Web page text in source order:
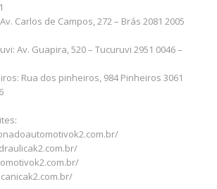
Carlos de Campos, 272 – Brás 2081 2005
Av. Guapira, 520 – Tucuruvi 2951 0046 –
Rua dos pinheiros, 984 Pinheiros 3061